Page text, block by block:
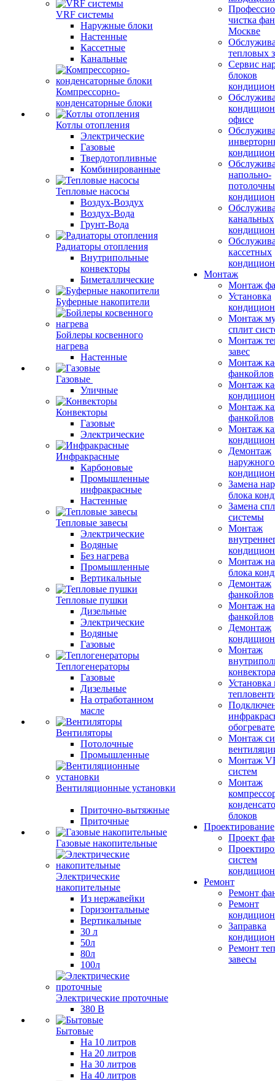
VRF системы
Наружные блоки
Настенные
Кассетные
Канальные
Компрессорно-
конденсаторные блоки
Котлы отопления
Электрические
Газовые
Твердотопливные
Комбинированные
Тепловые насосы
Воздух-Воздух
Воздух-Вода
Грунт-Вода
Радиаторы отопления
Внутрипольные
конвекторы
Биметаллические
Буферные накопители
Бойлеры косвенного
нагрева
Настенные
Газовые
Уличные
Конвекторы
Газовые
Электрические
Инфракрасные
Карбоновые
Промышленные
инфракрасные
Настенные
Тепловые завесы
Электрические
Водяные
Без нагрева
Промышленные
Вертикальные
Тепловые пушки
Дизельные
Электрические
Водяные
Газовые
Теплогенераторы
Газовые
Дизельные
На отработанном
масле
Вентиляторы
Потолочные
Промышленные
Вентиляционные установки
Приточно-вытяжные
Приточные
Газовые накопительные
Электрические
накопительные
Из нержавейки
Горизонтальные
Вертикальные
30 л
50л
80л
100л
Электрические проточные
380 В
Бытовые
На 10 литров
На 20 литров
На 30 литров
На 40 литров
чистка
Москве
тепловых
Сервис
блоков
офисе
напольно-
канальных
кассетных
Монтаж
Монтаж
Установка
Монтаж
сплит
Монтаж
завес
Монтаж
фанкойлов
Монтаж
Монтаж
фанкойлов
Монтаж
Демонтаж
Замена
блока
Замена
системы
Монтаж
Монтаж
блока
Демонтаж
фанкойлов
Монтаж
фанкойлов
Демонтаж
Монтаж
конвектора
Установка
Монтаж
Монтаж
систем
Монтаж
блоков
Проектирование
Проект
систем
Ремонт
Ремонт
Ремонт
Заправка
Ремонт
завесы